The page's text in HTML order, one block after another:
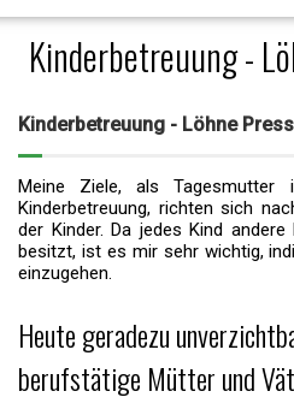
Kinderbetreuung -
Kinderbetreuung - Löhne
Meine Ziele, als Tagesmutter
Kinderbetreuung, richten sich
der Kinder. Da jedes Kind
besitzt, ist es mir sehr wichtig,
einzugehen.
Heute geradezu
berufstätige Mütter und